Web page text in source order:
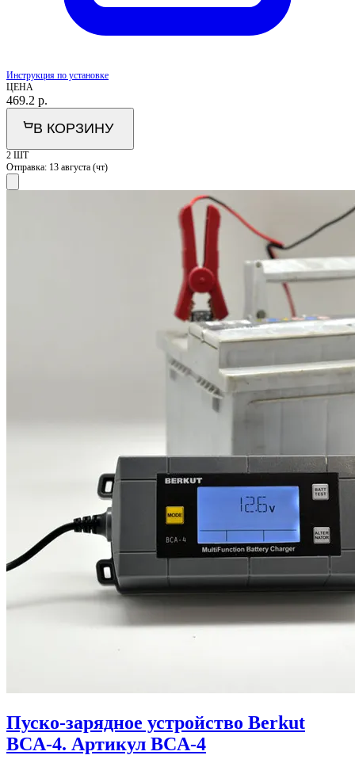
Инструкция по установке
ЦЕНА
469.2 р.
В КОРЗИНУ
2 ШТ
Отправка: 13 августа (чт)
Пуско-зарядное устройство Berkut
BCA-4. Артикул BCA-4